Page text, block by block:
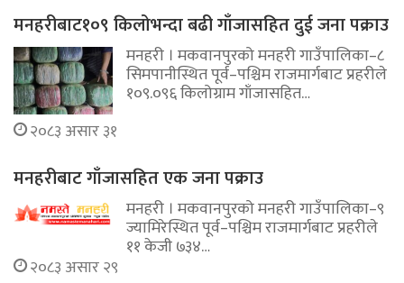
मनहरीबाट१०९ किलोभन्दा बढी गाँजासहित दुई जना पक्राउ
मनहरी । मकवानपुरको मनहरी गाउँपालिका–८
सिमपानीस्थित पूर्व–पश्चिम राजमार्गबाट प्रहरीले
१०९.०९६ किलोग्राम गाँजासहित…
२०८३ असार ३१
मनहरीबाट गाँजासहित एक जना पक्राउ
मनहरी । मकवानपुरको मनहरी गाउँपालिका–९
ज्यामिरेस्थित पूर्व–पश्चिम राजमार्गबाट प्रहरीले
११ केजी ७३४…
२०८३ असार २९